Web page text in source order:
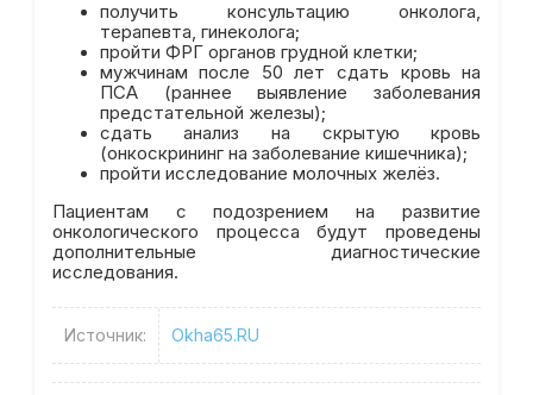
получить консультацию онколога,
терапевта, гинеколога;
пройти ФРГ органов грудной клетки;
мужчинам после 50 лет сдать кровь на
ПСА (раннее выявление заболевания
предстательной железы);
сдать анализ на скрытую кровь
(онкоскрининг на заболевание кишечника);
пройти исследование молочных желёз.
Пациентам с подозрением на развитие
онкологического процесса будут проведены
дополнительные диагностические
исследования.
Источник: Okha65.RU